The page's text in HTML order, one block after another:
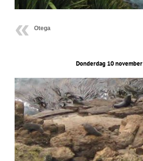
Otega
Donderdag 10 november